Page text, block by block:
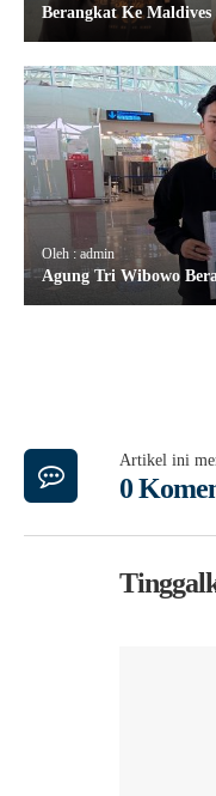
Berangkat Ke Maldives
Oleh : admin
Agung Tri Wibowo
Artikel ini
0